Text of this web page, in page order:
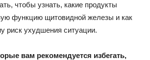
чтобы узнать, какие продукты
функцию щитовидной железы и как
риск ухудшения ситуации.
вам рекомендуется избегать,